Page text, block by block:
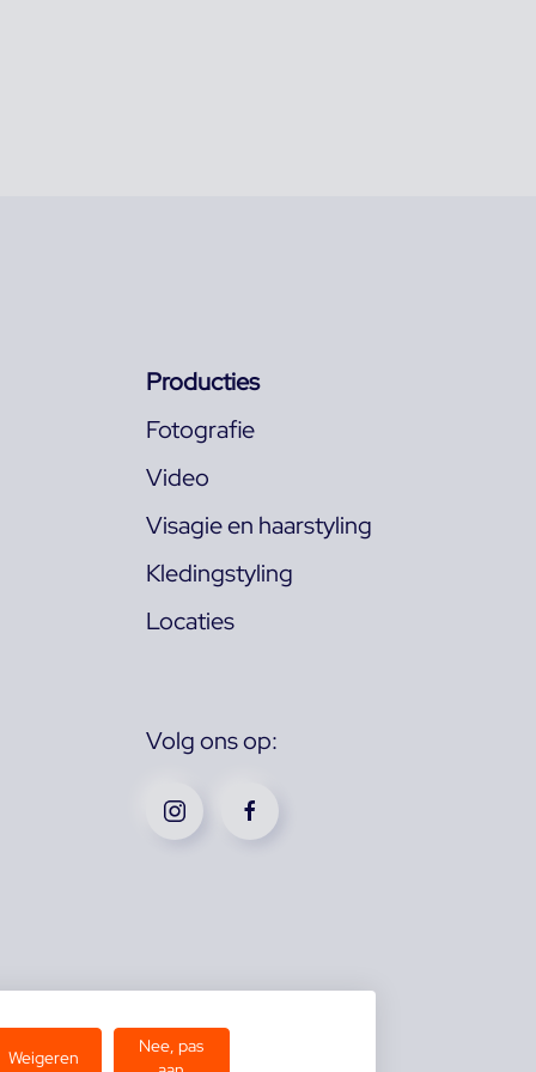
Producties
Fotografie
Video
Visagie en haarstyling
Kledingstyling
Locaties
Volg ons op:
Weigeren
Nee, pas